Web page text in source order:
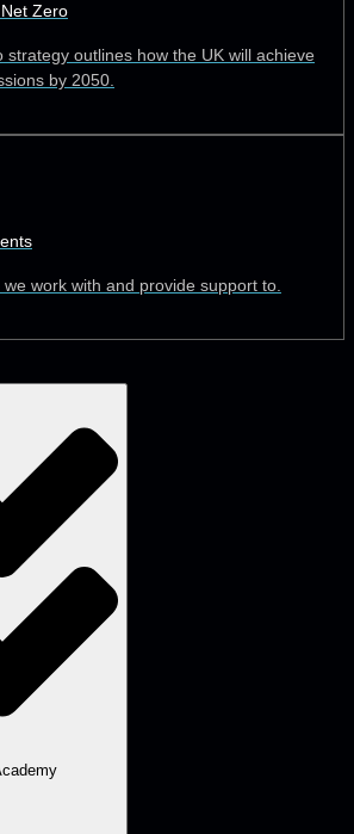
Zero
strategy outlines how the UK will achieve
by 2050.
work with and provide support to.